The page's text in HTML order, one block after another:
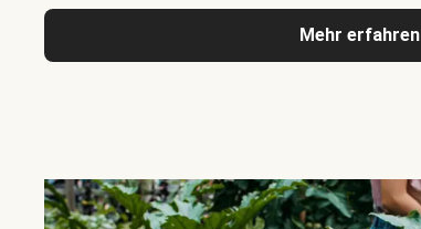
Mehr erfahren